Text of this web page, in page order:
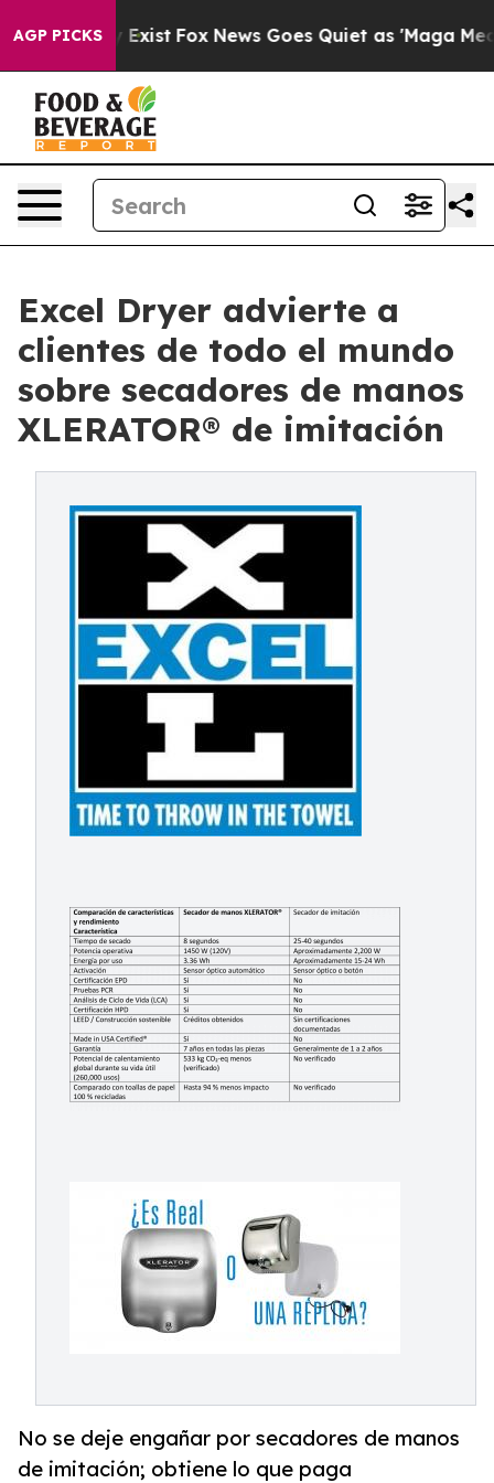
AGP PICKS
They Exist Fox News Goes Quiet as 'Maga Media
Excel Dryer advierte a
clientes de todo el mundo
sobre secadores de manos
XLERATOR® de imitación
No se deje engañar por secadores de manos
de imitación; obtiene lo que paga